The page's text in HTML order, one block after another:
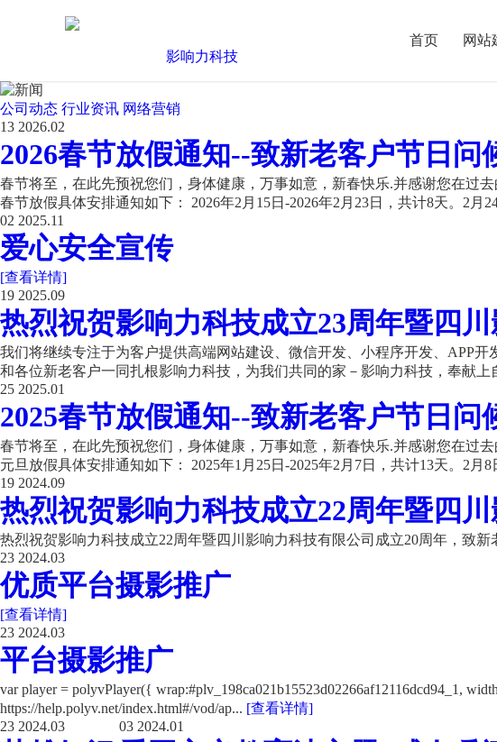
首页 网站
公司动态 行业资讯 网络营销
13 2026.02
2026春节放假通知--致新老客户节日问
春节将至，在此先预祝您们，身体健康，万事如意，新春快乐.并感谢您在过
春节放假具体安排通知如下： 2026年2月15日-2026年2月23日，共计8天。2月
02 2025.11
爱心安全宣传
[查看详情]
19 2025.09
热烈祝贺影响力科技成立23周年暨四
我们将继续专注于为客户提供高端网站建设、微信开发、小程序开发、APP
和各位新老客户一同扎根影响力科技，为我们共同的家－影响力科技，奉献上
25 2025.01
2025春节放假通知--致新老客户节日问
春节将至，在此先预祝您们，身体健康，万事如意，新春快乐.并感谢您在过
元旦放假具体安排通知如下： 2025年1月25日-2025年2月7日，共计13天。2月8
19 2024.09
热烈祝贺影响力科技成立22周年暨四
热烈祝贺影响力科技成立22周年暨四川影响力科技有限公司成立20周年，致新
23 2024.03
优质平台摄影推广
[查看详情]
23 2024.03
平台摄影推广
var player = polyvPlayer({ wrap:#plv_198ca021b15523d02266af12116dcd94_1,
https://help.polyv.net/index.html#/vod/ap... [查看详情]
23 2024.03 03 2024.01